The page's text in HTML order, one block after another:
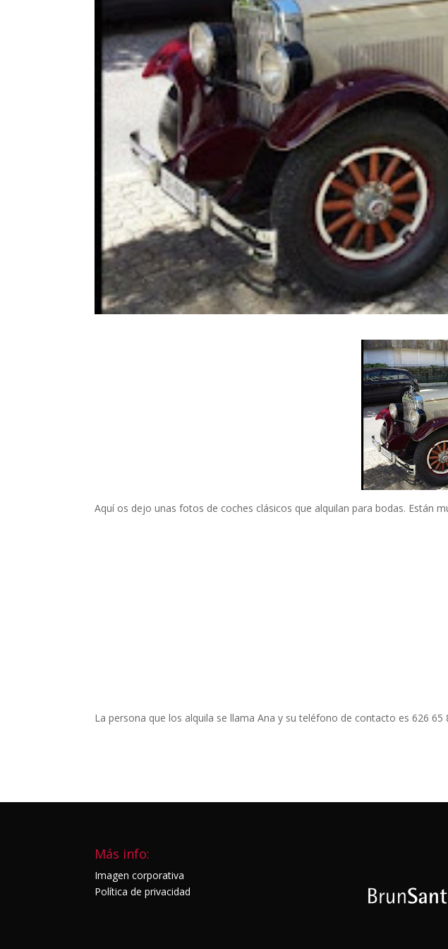
Aquí os dejo unas fotos de coches clásicos que alquilan para bodas. Están
La persona que los alquila se llama Ana y su teléfono de contacto es 626 65
Más info:
Imagen corporativa
Política de privacidad